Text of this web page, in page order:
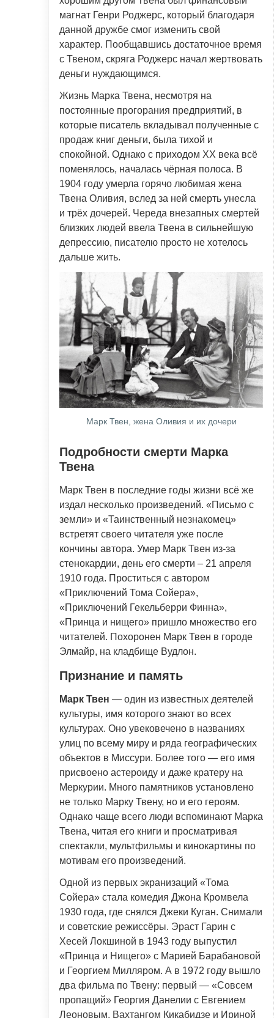
магнат Генри Роджерс, который благодаря
данной дружбе смог изменить свой
характер. Пообщавшись достаточное время
с Твеном, скряга Роджерс начал жертвовать
деньги нуждающимся.
Жизнь Марка Твена, несмотря на
постоянные прогорания предприятий, в
которые писатель вкладывал полученные с
продаж книг деньги, была тихой и
спокойной. Однако с приходом XX века всё
поменялось, началась чёрная полоса. В
1904 году умерла горячо любимая жена
Твена Оливия, вслед за ней смерть унесла
и трёх дочерей. Череда внезапных смертей
близких людей ввела Твена в сильнейшую
депрессию, писателю просто не хотелось
дальше жить.
Марк Твен, жена Оливия и их дочери
Подробности смерти Марка
Твена
Марк Твен в последние годы жизни всё же
издал несколько произведений. «Письмо с
земли» и «Таинственный незнакомец»
встретят своего читателя уже после
кончины автора. Умер Марк Твен из-за
стенокардии, день его смерти – 21 апреля
1910 года. Проститься с автором
«Приключений Тома Сойера»,
«Приключений Гекельберри Финна»,
«Принца и нищего» пришло множество его
читателей. Похоронен Марк Твен в городе
Элмайр, на кладбище Вудлон.
Признание и память
Марк Твен — один из известных деятелей
культуры, имя которого знают во всех
культурах. Оно увековечено в названиях
улиц по всему миру и ряда географических
объектов в Миссури. Более того — его имя
присвоено астероиду и даже кратеру на
Меркурии. Много памятников установлено
не только Марку Твену, но и его героям.
Однако чаще всего люди вспоминают Марка
Твена, читая его книги и просматривая
спектакли, мультфильмы и кинокартины по
мотивам его произведений.
Одной из первых экранизаций «Тома
Сойера» стала комедия Джона Кромвела
1930 года, где снялся Джеки Куган. Снимали
и советские режиссёры. Эраст Гарин с
Хесей Локшиной в 1943 году выпустил
«Принца и Нищего» с Марией Барабановой
и Георгием Милляром. А в 1972 году вышло
два фильма по Твену: первый — «Совсем
пропащий» Георгия Данелии с Евгением
Леоновым, Вахтангом Кикабидзе и Ириной